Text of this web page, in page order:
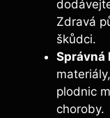
Zdravá
škůdci.
Správná
plodnic
choroby.